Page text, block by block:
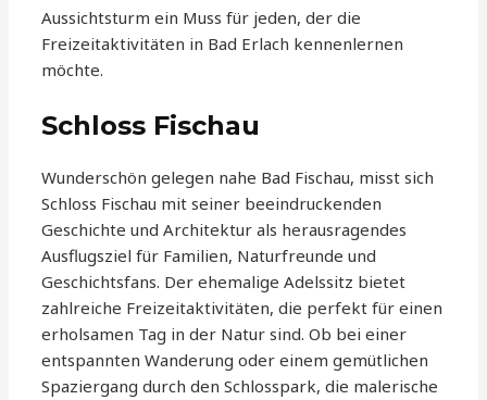
Aussichtsturm ein Muss für jeden, der die
Freizeitaktivitäten in Bad Erlach kennenlernen
möchte.
Schloss Fischau
Wunderschön gelegen nahe Bad Fischau, misst sich
Schloss Fischau mit seiner beeindruckenden
Geschichte und Architektur als herausragendes
Ausflugsziel für Familien, Naturfreunde und
Geschichtsfans. Der ehemalige Adelssitz bietet
zahlreiche Freizeitaktivitäten, die perfekt für einen
erholsamen Tag in der Natur sind. Ob bei einer
entspannten Wanderung oder einem gemütlichen
Spaziergang durch den Schlosspark, die malerische